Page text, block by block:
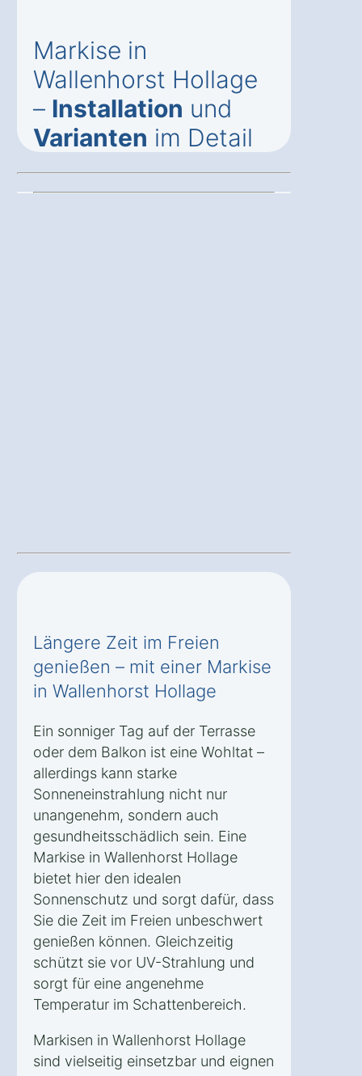
Markise in
Wallenhorst Hollage
– Installation und
Varianten im Detail
Längere Zeit im Freien
genießen – mit einer Markise
in Wallenhorst Hollage
Ein sonniger Tag auf der Terrasse
oder dem Balkon ist eine Wohltat –
allerdings kann starke
Sonneneinstrahlung nicht nur
unangenehm, sondern auch
gesundheitsschädlich sein. Eine
Markise in Wallenhorst Hollage
bietet hier den idealen
Sonnenschutz und sorgt dafür, dass
Sie die Zeit im Freien unbeschwert
genießen können. Gleichzeitig
schützt sie vor UV-Strahlung und
sorgt für eine angenehme
Temperatur im Schattenbereich.
Markisen in Wallenhorst Hollage
sind vielseitig einsetzbar und eignen